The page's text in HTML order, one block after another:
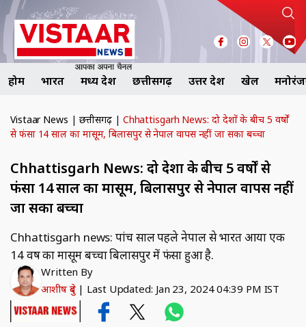
होम भारत मध्य प्रदेश छत्तीसगढ़ उत्तर प्रदेश खेल
Vistaar News | छत्तीसगढ़ | Chhattisgarh News: दो देशों के बीच 5 वर्षों
से फंसा 14 साल का मासूम, बिलासपुर से नेपाल वापस नहीं जा सका बच्चा
Chhattisgarh News: दो देशों के बीच 5 वर्षों से
फंसा 14 साल का मासूम, बिलासपुर से नेपाल वापस नहीं
जा सका बच्चा
Chhattisgarh news: पांच साल पहले नेपाल से भारत आया एक
14 वर्ष का मासूम बच्चा बिलासपुर में फंसा हुआ है.
Written By
आशीष दुबे| Last Updated: Jan 23, 2024 04:39 PM IST